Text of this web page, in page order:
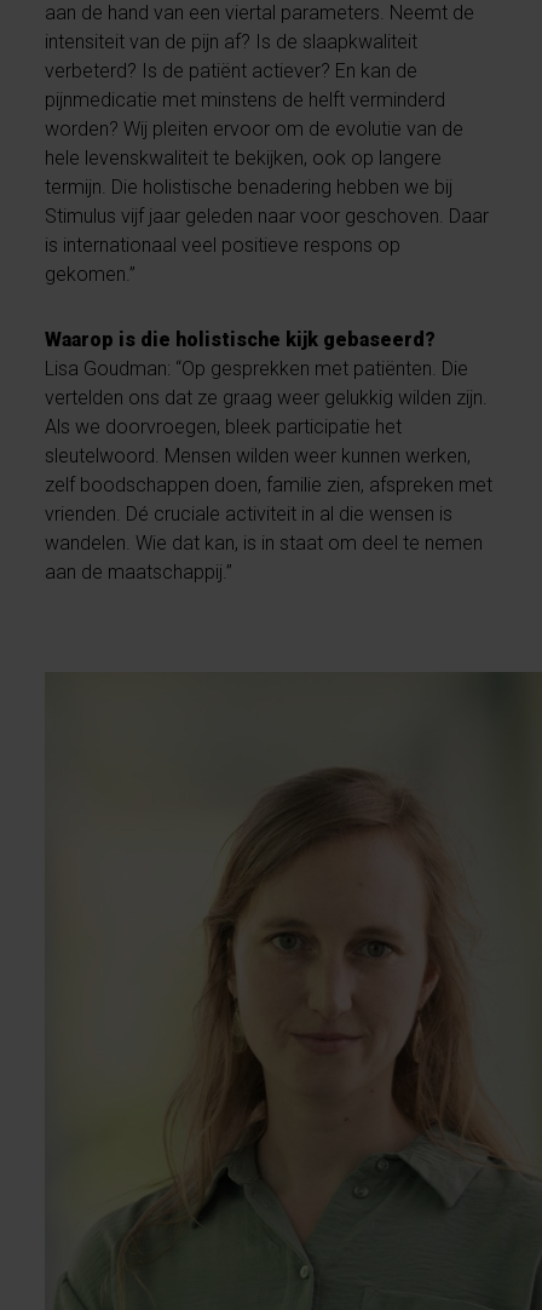
aan de hand van een viertal parameters. Neemt de
intensiteit van de pijn af? Is de slaapkwaliteit
verbeterd? Is de patiënt actiever? En kan de
pijnmedicatie met minstens de helft verminderd
worden? Wij pleiten ervoor om de evolutie van de
hele levenskwaliteit te bekijken, ook op langere
termijn. Die holistische benadering hebben we bij
Stimulus vijf jaar geleden naar voor geschoven. Daar
is internationaal veel positieve respons op
gekomen.”
Waarop is die holistische kijk gebaseerd?
Lisa Goudman: “Op gesprekken met patiënten. Die
vertelden ons dat ze graag weer gelukkig wilden zijn.
Als we doorvroegen, bleek participatie het
sleutelwoord. Mensen wilden weer kunnen werken,
zelf boodschappen doen, familie zien, afspreken met
vrienden. Dé cruciale activiteit in al die wensen is
wandelen. Wie dat kan, is in staat om deel te nemen
aan de maatschappij.”